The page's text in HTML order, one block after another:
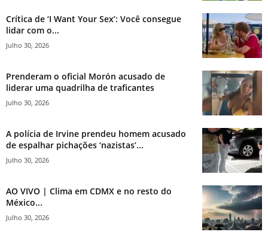
Crítica de ‘I Want Your Sex’: Você consegue
lidar com o...
Julho 30, 2026
Prenderam o oficial Morón acusado de
liderar uma quadrilha de traficantes
Julho 30, 2026
A polícia de Irvine prendeu homem acusado
de espalhar pichações ‘nazistas’...
Julho 30, 2026
AO VIVO | Clima em CDMX e no resto do
México...
Julho 30, 2026